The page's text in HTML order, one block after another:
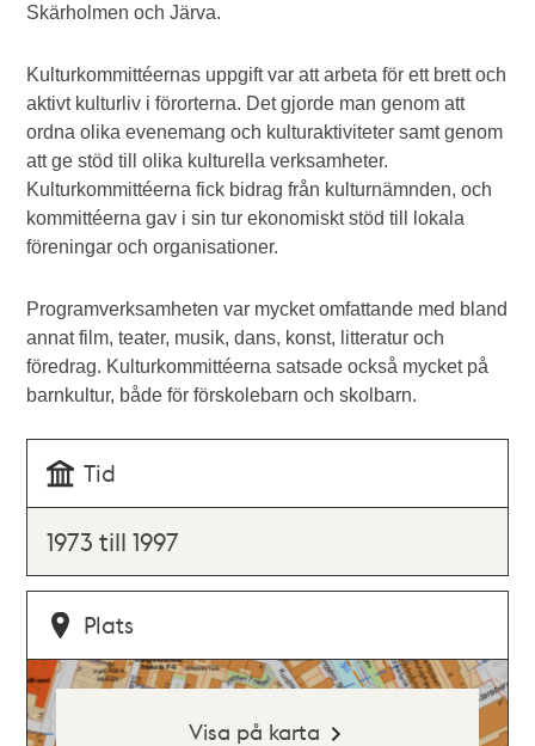
Skärholmen och Järva.
Kulturkommittéernas uppgift var att arbeta för ett brett och
aktivt kulturliv i förorterna. Det gjorde man genom att
ordna olika evenemang och kulturaktiviteter samt genom
att ge stöd till olika kulturella verksamheter.
Kulturkommittéerna fick bidrag från kulturnämnden, och
kommittéerna gav i sin tur ekonomiskt stöd till lokala
föreningar och organisationer.
Programverksamheten var mycket omfattande med bland
annat film, teater, musik, dans, konst, litteratur och
föredrag. Kulturkommittéerna satsade också mycket på
barnkultur, både för förskolebarn och skolbarn.
Tid
1973 till 1997
Plats
Visa på karta